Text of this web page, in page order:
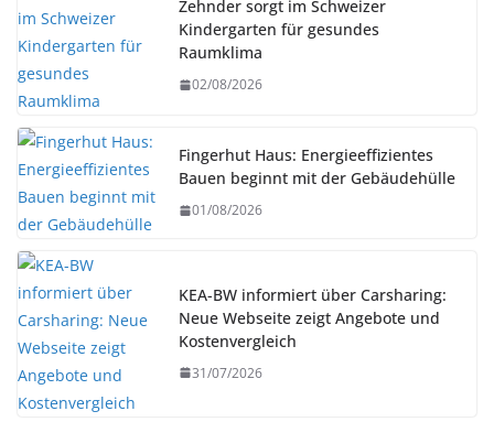
Zehnder sorgt im Schweizer
Kindergarten für gesundes
Raumklima
02/08/2026
Fingerhut Haus: Energieeffizientes
Bauen beginnt mit der Gebäudehülle
01/08/2026
KEA-BW informiert über Carsharing:
Neue Webseite zeigt Angebote und
Kostenvergleich
31/07/2026